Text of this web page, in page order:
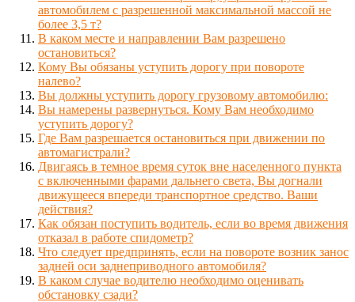
автомобилем с разрешенной максимальной массой не
более 3,5 т?
В каком месте и направлении Вам разрешено
остановиться?
Кому Вы обязаны уступить дорогу при повороте
налево?
Вы должны уступить дорогу грузовому автомобилю:
Вы намерены развернуться. Кому Вам необходимо
уступить дорогу?
Где Вам разрешается остановиться при движении по
автомагистрали?
Двигаясь в темное время суток вне населенного пункта
с включенными фарами дальнего света, Вы догнали
движущееся впереди транспортное средство. Ваши
действия?
Как обязан поступить водитель, если во время движения
отказал в работе спидометр?
Что следует предпринять, если на повороте возник занос
задней оси заднеприводного автомобиля?
В каком случае водителю необходимо оценивать
обстановку сзади?